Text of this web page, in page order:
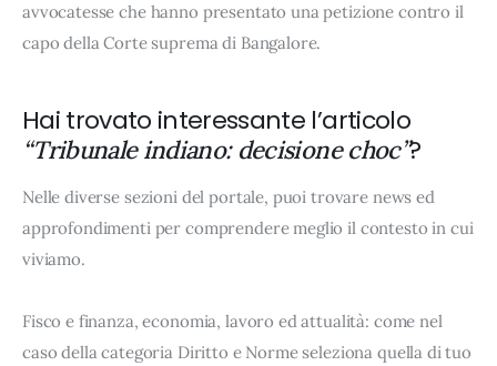
avvocatesse che hanno presentato una petizione contro il
capo della Corte suprema di Bangalore.
Hai trovato interessante l’articolo
“Tribunale indiano: decisione choc”?
Nelle diverse sezioni del portale, puoi trovare news ed
approfondimenti per comprendere meglio il contesto in cui
viviamo.
Fisco e finanza, economia, lavoro ed attualità: come nel
caso della categoria Diritto e Norme seleziona quella di tuo